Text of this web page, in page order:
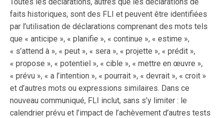
faits historiques, sont des FLI et peuvent être identifiées
par l’utilisation de déclarations comprenant des mots tels
que « anticipe », « planifie », « continue », « estime »,
« s’attend à », « peut », « sera », « projette », « prédit »,
« propose », « potentiel », « cible », « mettre en œuvre »,
« prévu », « a l’intention », « pourrait », « devrait », « croit »
et d’autres mots ou expressions similaires. Dans ce
nouveau communiqué, FLI inclut, sans s’y limiter : le
calendrier prévu et l’impact de l’achèvement d’autres tests